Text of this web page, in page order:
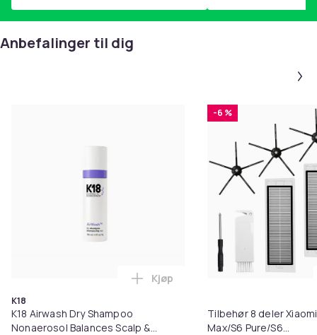
Anbefalinger til dig
K18
K18 Airwash Dry Shampoo
Nonaerosol Balances Scalp &
Legg K18 Airwash Dry
Kjøp
-6 %
Tilbehør 8 deler
Max/S6 Pure/S6